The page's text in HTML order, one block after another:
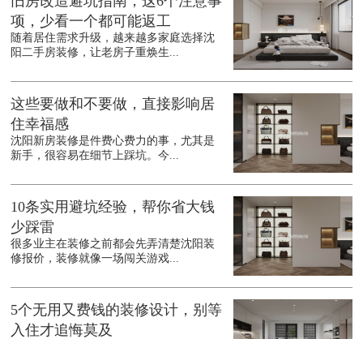
项，少看一个都可能返工
随着居住需求升级，越来越多家庭选择沈
阳二手房装修，让老房子重焕生...
这些要做和不要做，直接影响居
住幸福感
沈阳新房装修是件费心费力的事，尤其是
新手，很容易在细节上踩坑。今...
10条实用避坑经验，帮你省大钱
少踩雷
很多业主在装修之前都会先弄清楚沈阳装
修报价，装修就像一场闯关游戏...
5个无用又费钱的装修设计，别等
入住才追悔莫及